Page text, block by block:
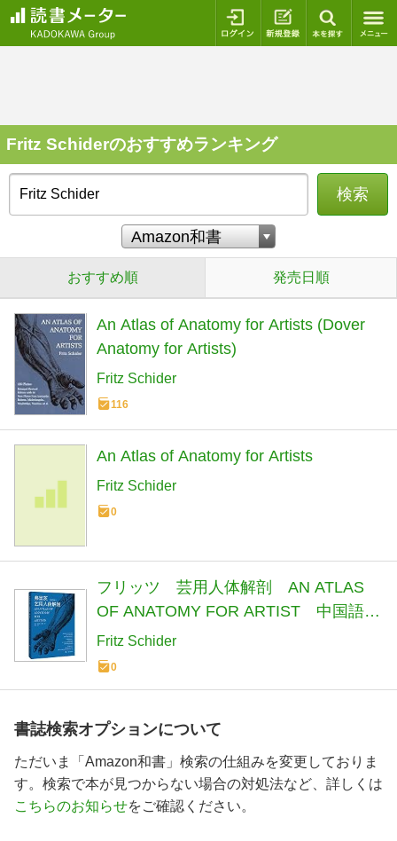
ログイン 新規登録
Fritz Schiderのおすすめランキング
検索
おすすめ順 発売日順
An Atlas of Anatomy for Artists (Dover
Anatomy for Artists)
Fritz Schider
116
An Atlas of Anatomy for Artists
Fritz Schider
0
フリッツ 芸用人体解剖 AN ATLAS
OF ANATOMY FOR ARTIST 中国語版
美術/弗里茨艺用人体解剖 (彩色版)
Fritz Schider
0
書誌検索オプションについて
ただいま「Amazon和書」検索の仕組みを変更しておりま
す。検索で本が見つからない場合の対処法など、詳しくは
こちらのお知らせをご確認ください。